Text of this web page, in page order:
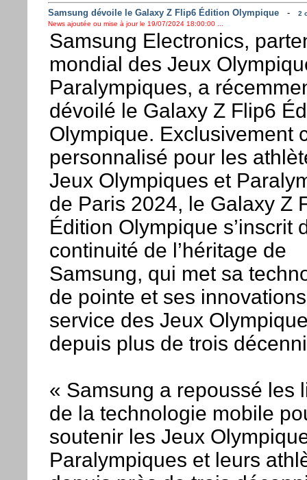
Samsung dévoile le Galaxy Z Flip6 Édition Olympique-
2
News ajoutée ou mise à jour le 19/07/2024 18:00:00 ...
Samsung Electronics,
mondial des Jeux
Paralympiques, a
dévoilé le Galaxy Z Flip6
Olympique. Exclusivement
personnalisé pour les
Jeux Olympiques et
de Paris 2024, le Galaxy Z
Édition Olympique s’inscrit
continuité de l’héritage de
Samsung, qui met sa
de pointe et ses
service des Jeux
depuis plus de trois
« Samsung a repoussé les
de la technologie mobile
soutenir les Jeux
Paralympiques et leurs